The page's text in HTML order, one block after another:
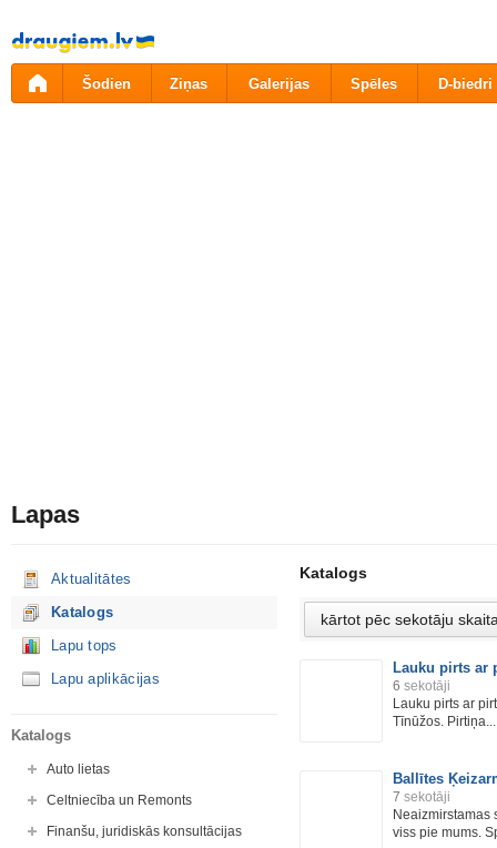
Pāriet
uz
saturu
Šodien Ziņas Galerijas Spēles D-biedri
Lapas
Aktualitātes
Katalogs
Lapu tops
Lapu aplikācijas
Katalogs
Auto lietas
Celtniecība un Remonts
Finanšu, juridiskās konsultācijas
Katalogs
Lauku pirts ar
6 sekotāji
Lauku pirts ar
Tīnūžos. Pirtiņa...
Ballītes
7 sekotāji
Neaizmirstamas
viss pie mums.